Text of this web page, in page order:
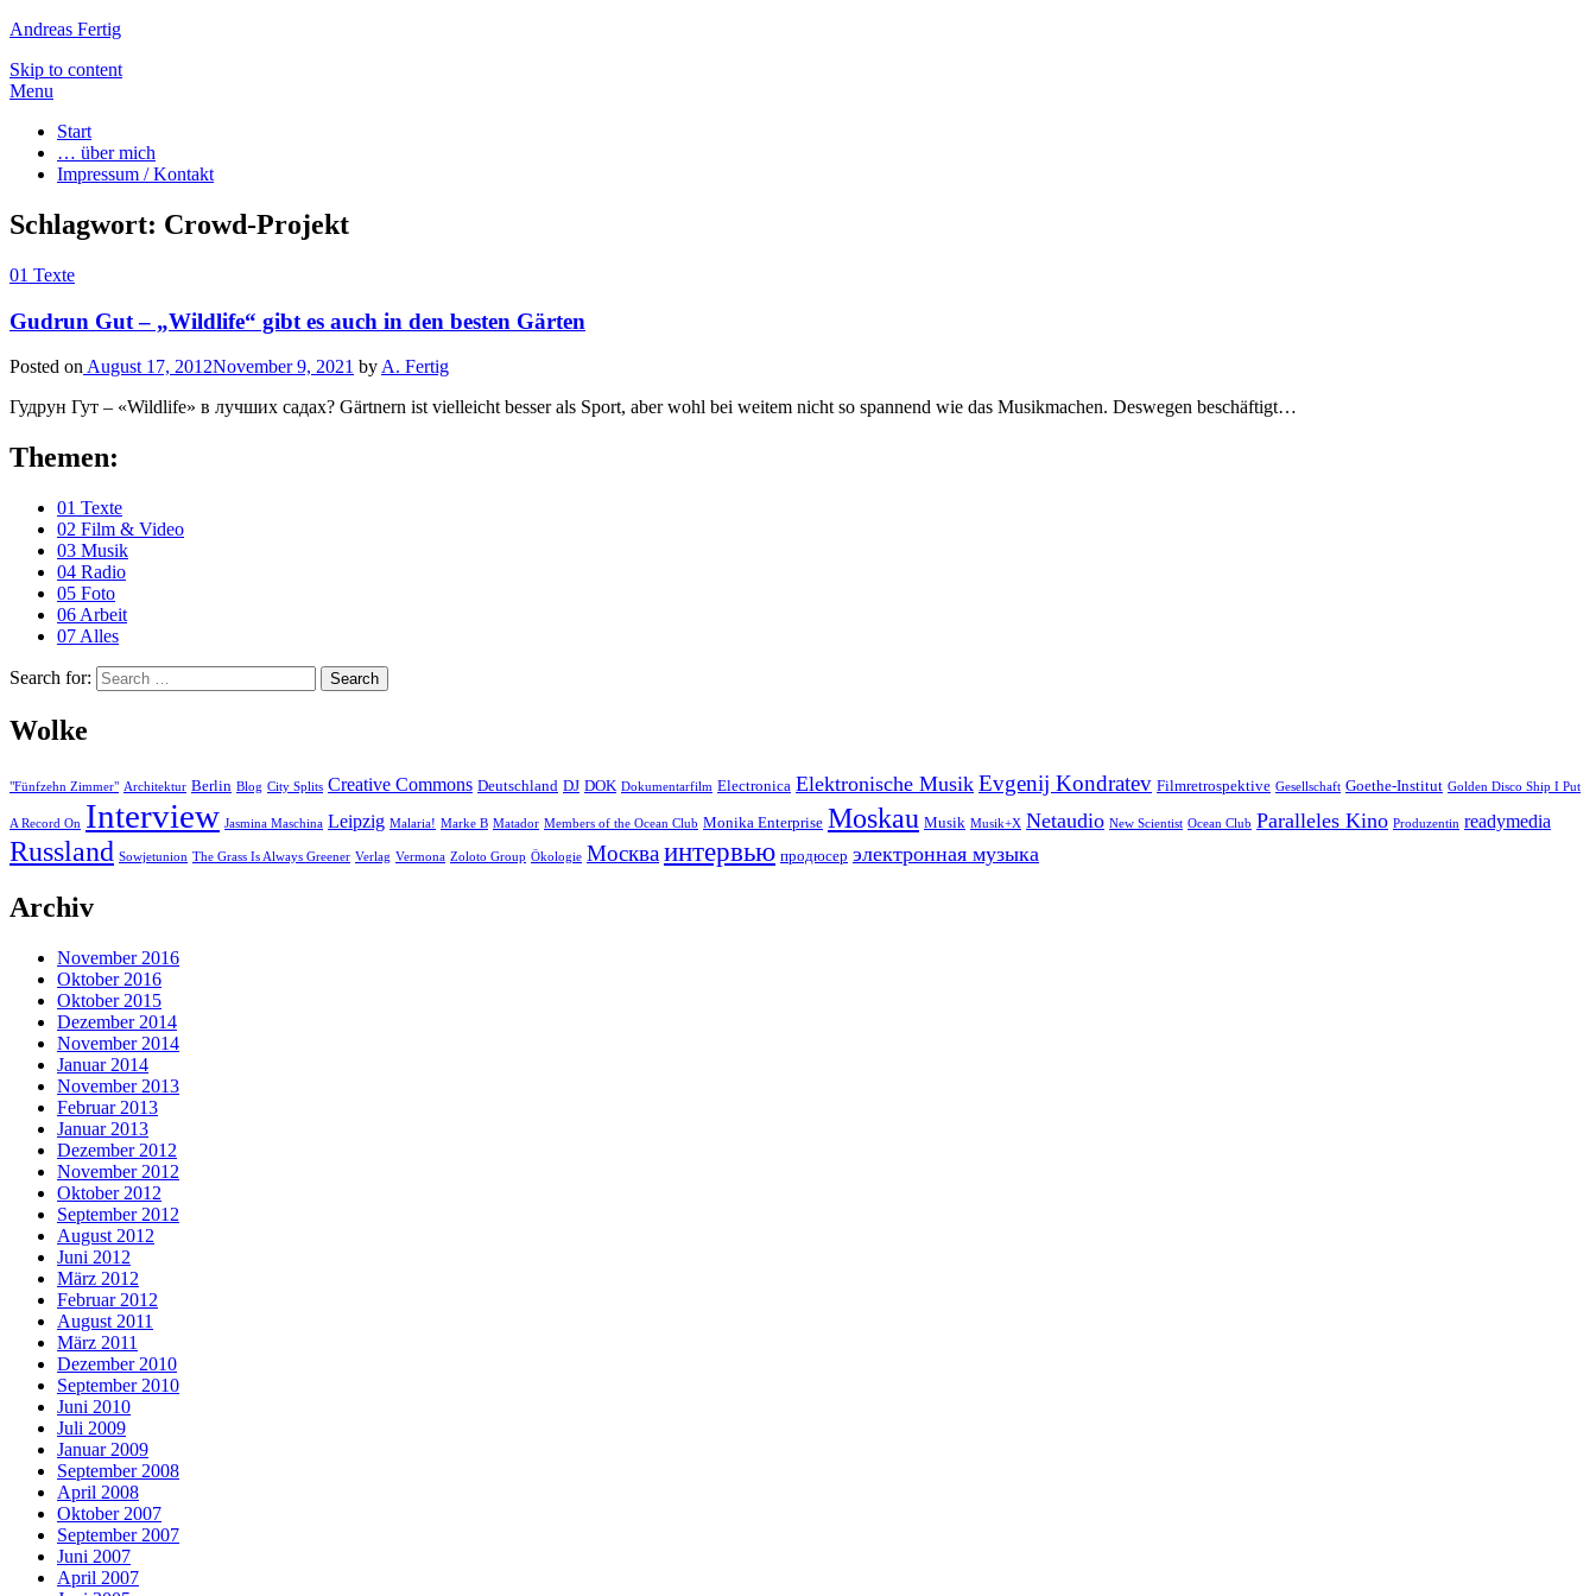
Andreas Fertig
Skip to content
Menu
Start
… über mich
Impressum / Kontakt
Schlagwort: Crowd-Projekt
01 Texte
Gudrun Gut – „Wildlife“ gibt es auch in den besten Gärten
Posted on August 17, 2012November 9, 2021 by A. Fertig
Гудрун Гут – «Wildlife» в лучших садах? Gärtnern ist vielleicht besser als Sport, aber wohl bei weitem nicht so spannend wie das Musikmachen. Deswegen beschäftigt…
Themen:
01 Texte
02 Film & Video
03 Musik
04 Radio
05 Foto
06 Arbeit
07 Alles
Search for: Search
Wolke
"Fünfzehn Zimmer" Architektur Berlin Blog City Splits Creative Commons Deutschland DJ DOK Dokumentarfilm Electronica Elektronische Musik Evgenij Kondratev Filmretrospektive Gesellschaft Goethe-Institut Golden Disco Ship I Put
A Record On Interview Jasmina Maschina Leipzig Malaria! Marke B Matador Members of the Ocean Club Monika Enterprise Moskau Musik Musik+X Netaudio New Scientist Ocean Club Paralleles Kino Produzentin readymedia
Russland Sowjetunion The Grass Is Always Greener Verlag Vermona Zoloto Group Ökologie Москваинтервью продюсер электронная музыка
Archiv
November 2016
Oktober 2016
Oktober 2015
Dezember 2014
November 2014
Januar 2014
November 2013
Februar 2013
Januar 2013
Dezember 2012
November 2012
Oktober 2012
September 2012
August 2012
Juni 2012
März 2012
Februar 2012
August 2011
März 2011
Dezember 2010
September 2010
Juni 2010
Juli 2009
Januar 2009
September 2008
April 2008
Oktober 2007
September 2007
Juni 2007
April 2007